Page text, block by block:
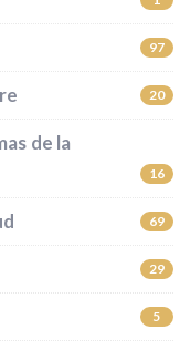
97
20
de la
16
69
29
5